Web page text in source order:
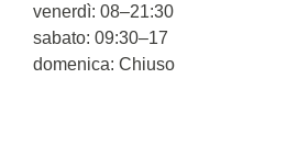
venerdì: 08–21:30
sabato: 09:30–17
domenica: Chiuso